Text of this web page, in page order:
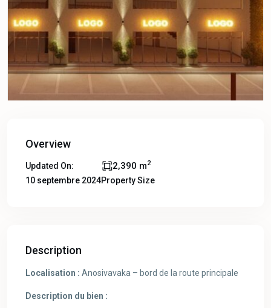
Overview
Updated On:
10 septembre 2024
2,390 m2
Property Size
Description
Localisation : Anosivavaka – bord de la route principale
Description du bien :